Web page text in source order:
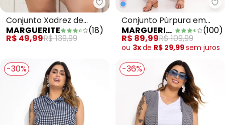
Marguerite - Conjunto Xadrez
Conjunto Xadrez de
Camisa e Short Plus Size
MARGUERITE (18)
R$ 49,99R$ 139,99
Conjunto Púrpura em
Malha
MARGUERITE (100)
R$ 89,99R$ 109,99
ou 3xde R$ 29,99sem juros
-30% -36%